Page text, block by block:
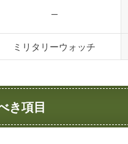
—
ミリタリーウォッチ
き項目